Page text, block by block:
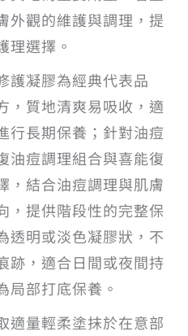
外觀的維護與調理，提
理選擇。
護凝膠為經典代表品
，質地清爽易吸收，適
行長期保養；針對油痘
油痘調理組合與喜能復
，結合油痘調理與肌膚
，提供階段性的完整保
透明或淡色凝膠狀，不
跡，適合日間或夜間持
局部打底保養。
適量輕柔塗抹於在意部